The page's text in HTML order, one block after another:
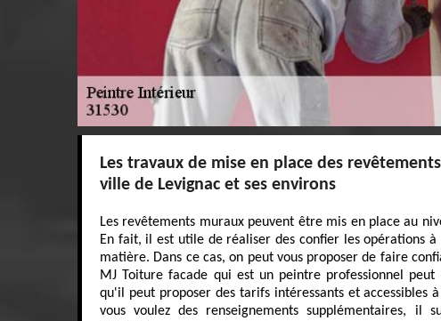
Les travaux de mise en place des
ville de Levignac et ses environs
Les revêtements muraux peuvent être mis en place au
En fait, il est utile de réaliser des confier les opérations à
matière. Dans ce cas, on peut vous proposer de faire
MJ Toiture facade qui est un peintre professionnel
qu'il peut proposer des tarifs intéressants et accessibles
vous voulez des renseignements supplémentaires, il